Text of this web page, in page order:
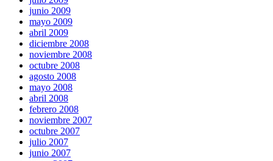
junio 2009
mayo 2009
abril 2009
diciembre 2008
noviembre 2008
octubre 2008
agosto 2008
mayo 2008
abril 2008
febrero 2008
noviembre 2007
octubre 2007
julio 2007
junio 2007